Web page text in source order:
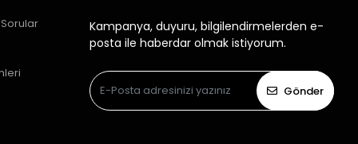
Kampanya, duyuru, bilgilendirmelerden e-
posta ile haberdar olmak istiyorum.
Gönder